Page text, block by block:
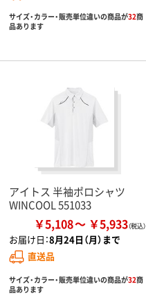
サイズ・カラー・販売単位違いの商品が32商
品あります
アイトス 半袖ポロシャツ
WINCOOL 551033
￥5,108 ￥5,933
お届け日：8月24日（月）まで
直送品
サイズ・カラー・販売単位違いの商品が32商
品あります